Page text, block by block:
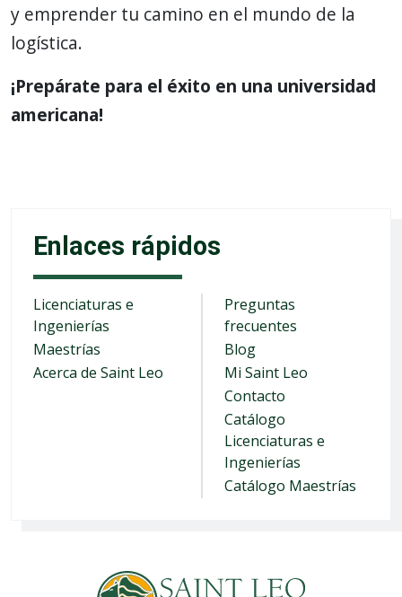
y emprender tu camino en el mundo de la
logística.
¡Prepárate para el éxito en una universidad
americana!
Enlaces rápidos
Licenciaturas e
Ingenierías
Maestrías
Acerca de Saint Leo
Preguntas
frecuentes
Blog
Mi Saint Leo
Contacto
Catálogo
Licenciaturas e
Ingenierías
Catálogo Maestrías